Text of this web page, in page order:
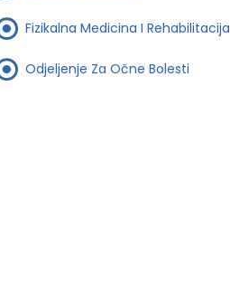
Fizikalna Medicina I Rehabilitacija
Odjeljenje Za Očne Bolesti